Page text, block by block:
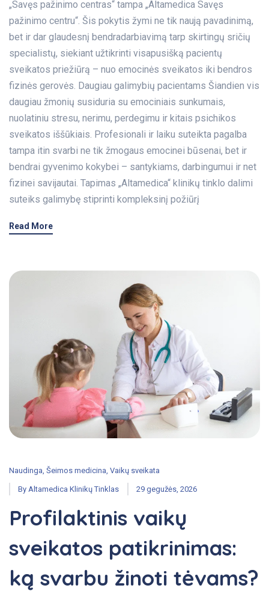
„Savęs pažinimo centras“ tampa „Altamedica Savęs
pažinimo centru“. Šis pokytis žymi ne tik naują pavadinimą,
bet ir dar glaudesnį bendradarbiavimą tarp skirtingų sričių
specialistų, siekiant užtikrinti visapusišką pacientų
sveikatos priežiūrą – nuo emocinės sveikatos iki bendros
fizinės gerovės. Daugiau galimybių pacientams Šiandien vis
daugiau žmonių susiduria su emociniais sunkumais,
nuolatiniu stresu, nerimu, perdegimu ir kitais psichikos
sveikatos iššūkiais. Profesionali ir laiku suteikta pagalba
tampa itin svarbi ne tik žmogaus emocinei būsenai, bet ir
bendrai gyvenimo kokybei – santykiams, darbingumui ir net
fizinei savijautai. Tapimas „Altamedica“ klinikų tinklo dalimi
suteiks galimybę stiprinti kompleksinį požiūrį
Read More
Naudinga Šeimos medicina Vaikų sveikata
By Altamedica Klinikų Tinklas 29 gegužės, 2026
Profilaktinis vaikų
sveikatos patikrinimas:
ką svarbu žinoti tėvams?